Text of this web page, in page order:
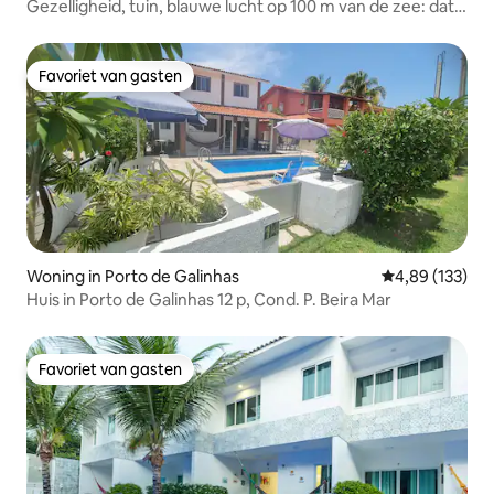
Gezelligheid, tuin, blauwe lucht op 100 m van de zee: dat
Favoriet van gasten
Favoriet van gasten
Woning in Porto de Galinhas Gemiddelde
4,89 (133)
Huis in Porto de Galinhas 12 p, Cond. P. Beira Mar
Favoriet van gasten
Favoriet van gasten